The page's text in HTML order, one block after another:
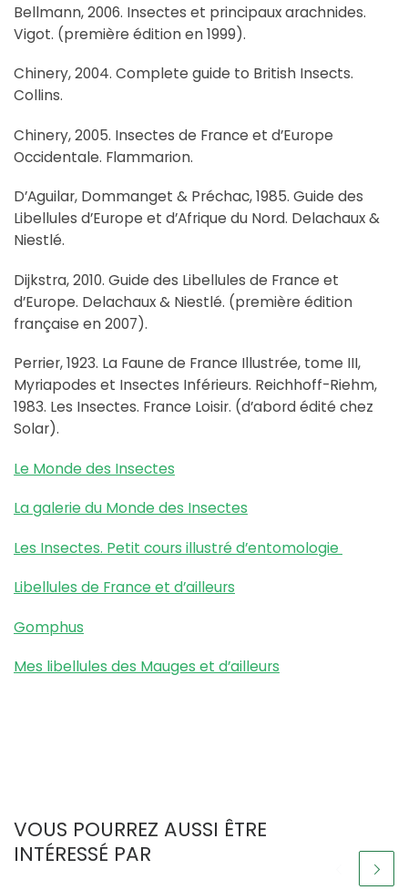
Bellmann, 2006. Insectes et principaux arachnides.
Vigot. (première édition en 1999).
Chinery, 2004. Complete guide to British Insects.
Collins.
Chinery, 2005. Insectes de France et d’Europe
Occidentale. Flammarion.
D’Aguilar, Dommanget & Préchac, 1985. Guide des
Libellules d’Europe et d’Afrique du Nord. Delachaux &
Niestlé.
Dijkstra, 2010. Guide des Libellules de France et
d’Europe. Delachaux & Niestlé. (première édition
française en 2007).
Perrier, 1923. La Faune de France Illustrée, tome III,
Myriapodes et Insectes Inférieurs. Reichhoff-Riehm,
1983. Les Insectes. France Loisir. (d’abord édité chez
Solar).
Le Monde des Insectes
La galerie du Monde des Insectes
Les Insectes. Petit cours illustré d’entomologie
Libellules de France et d’ailleurs
Gomphus
Mes libellules des Mauges et d’ailleurs
VOUS POURREZ AUSSI ÊTRE
INTÉRESSÉ PAR